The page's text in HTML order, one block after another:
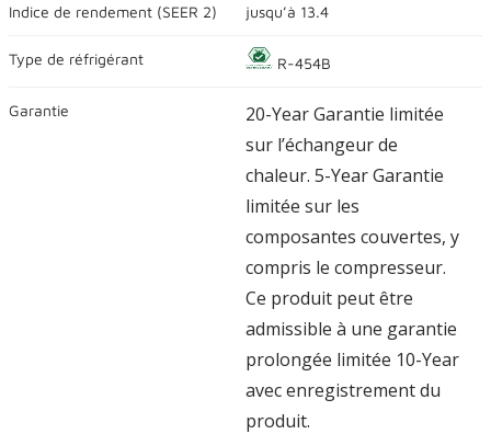
les
133
.
vers
la
même
page.
Indice de rendement (SEER 2) jusqu’à 13.4
Type de réfrigérant R-454B
Garantie
20-Year Garantie limitée
sur l’échangeur de
chaleur. 5-Year Garantie
limitée sur les
composantes couvertes, y
compris le compresseur.
Ce produit peut être
admissible à une garantie
prolongée limitée 10-Year
avec enregistrement du
produit.